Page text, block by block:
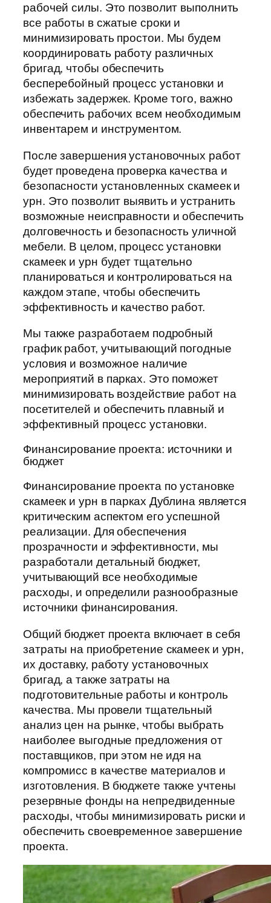
рабочей силы. Это позволит выполнить
все работы в сжатые сроки и
минимизировать простои. Мы будем
координировать работу различных
бригад, чтобы обеспечить
бесперебойный процесс установки и
избежать задержек. Кроме того, важно
обеспечить рабочих всем необходимым
инвентарем и инструментом.
После завершения установочных работ
будет проведена проверка качества и
безопасности установленных скамеек и
урн. Это позволит выявить и устранить
возможные неисправности и обеспечить
долговечность и безопасность уличной
мебели. В целом, процесс установки
скамеек и урн будет тщательно
планироваться и контролироваться на
каждом этапе, чтобы обеспечить
эффективность и качество работ.
Мы также разработаем подробный
график работ, учитывающий погодные
условия и возможное наличие
мероприятий в парках. Это поможет
минимизировать воздействие работ на
посетителей и обеспечить плавный и
эффективный процесс установки.
Финансирование проекта: источники и
бюджет
Финансирование проекта по установке
скамеек и урн в парках Дублина является
критическим аспектом его успешной
реализации. Для обеспечения
прозрачности и эффективности, мы
разработали детальный бюджет,
учитывающий все необходимые
расходы, и определили разнообразные
источники финансирования.
Общий бюджет проекта включает в себя
затраты на приобретение скамеек и урн,
их доставку, работу установочных
бригад, а также затраты на
подготовительные работы и контроль
качества. Мы провели тщательный
анализ цен на рынке, чтобы выбрать
наиболее выгодные предложения от
поставщиков, при этом не идя на
компромисс в качестве материалов и
изготовления. В бюджете также учтены
резервные фонды на непредвиденные
расходы, чтобы минимизировать риски и
обеспечить своевременное завершение
проекта.